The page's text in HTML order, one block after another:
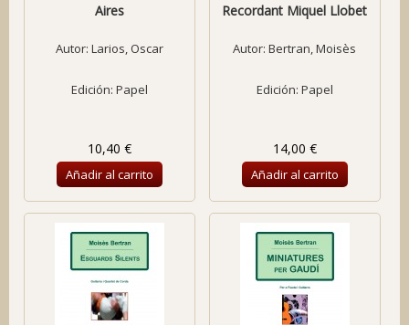
Aires
Autor: Larios, Oscar
Edición: Papel
10,40 €
Añadir al carrito
Recordant Miquel Llobet
Autor:Bertran, Moisès
Edición: Papel
14,00 €
Añadir al carrito